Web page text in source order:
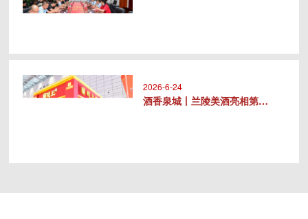
2026-6-24
酒香泉城丨兰陵美酒亮相第十届中华..